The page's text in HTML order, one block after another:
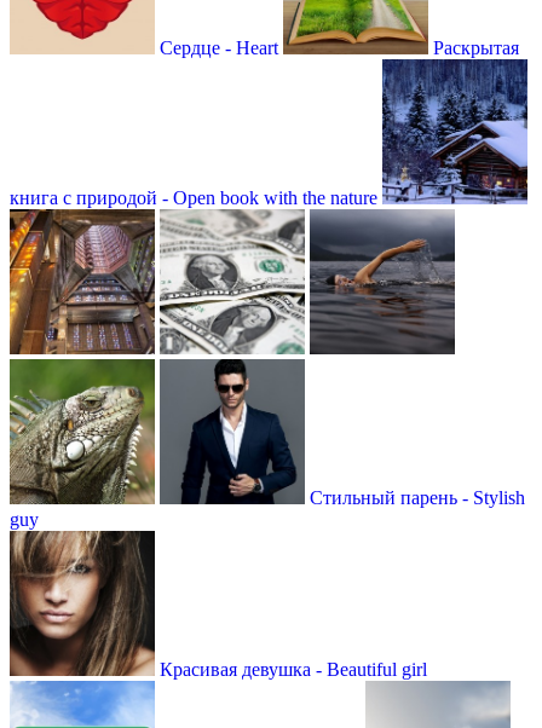
Сердце - Heart Раскрытая
книга с природой - Open book with the nature
Стильный парень - Stylish
guy
Красивая девушка - Beautiful girl